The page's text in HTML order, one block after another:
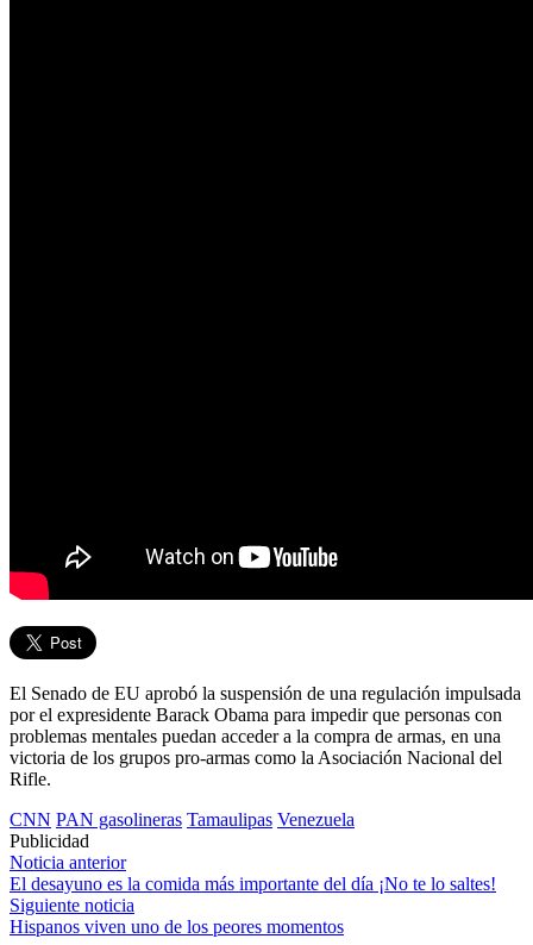
El Senado de EU aprobó la suspensión de una regulación impulsada
por el expresidente Barack Obama para impedir que personas con
problemas mentales puedan acceder a la compra de armas, en una
victoria de los grupos pro-armas como la Asociación Nacional del
Rifle.
CNN PAN gasolineras Tamaulipas Venezuela
Publicidad
Navegación
de
entradas
Noticia anterior
El desayuno es la comida más importante del día ¡No te lo saltes!
Siguiente noticia
Hispanos viven uno de los peores momentos